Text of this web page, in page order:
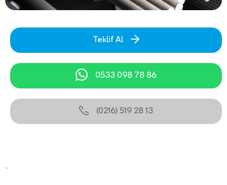
-
Teklif Al
0533 098 78 86
(0216) 519 28 13